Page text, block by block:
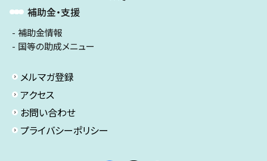
補助金・支援
補助金情報
国等の助成メニュー
メルマガ登録
アクセス
お問い合わせ
プライバシーポリシー